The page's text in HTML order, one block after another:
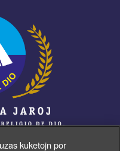
la Dian Nutraĵon, la
la Tero.
kanalo de la Supera
sen malprudentaĵoj.
kiuj direktas nin sur
kuketojn por